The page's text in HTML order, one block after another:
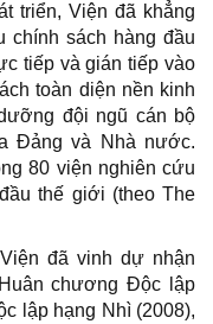
triển, Viện đã khẳng
chính sách hàng đầu
tiếp và gián tiếp vào
toàn diện nền kinh
đội ngũ cán bộ
Đảng và Nhà nước.
80 viện nghiên cứu
thế giới (theo The
đã vinh dự nhận
chương Độc lập
lập hạng Nhì (2008),